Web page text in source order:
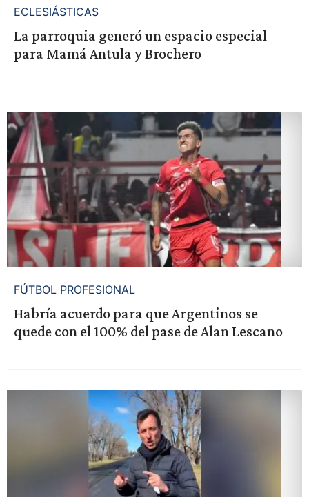
ECLESIÁSTICAS
La parroquia generó un espacio especial
para Mamá Antula y Brochero
FÚTBOL PROFESIONAL
Habría acuerdo para que Argentinos se
quede con el 100% del pase de Alan Lescano